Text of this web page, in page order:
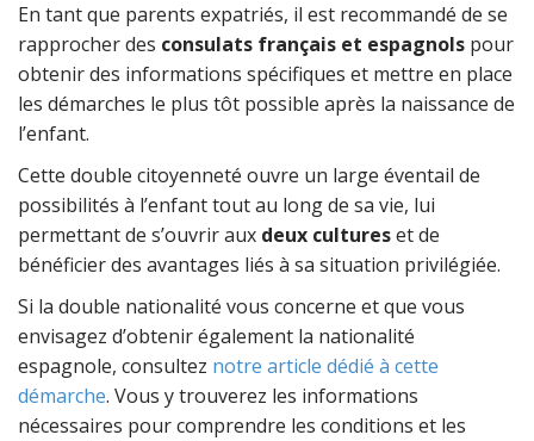
En tant que parents expatriés, il est recommandé de se
rapprocher des consulats français et espagnols pour
obtenir des informations spécifiques et mettre en place
les démarches le plus tôt possible après la naissance de
l’enfant.
Cette double citoyenneté ouvre un large éventail de
possibilités à l’enfant tout au long de sa vie, lui
permettant de s’ouvrir aux deux cultureset de
bénéficier des avantages liés à sa situation privilégiée.
Si la double nationalité vous concerne et que vous
envisagez d’obtenir également la nationalité
espagnole, consultez notre article dédié à cette
démarche. Vous y trouverez les informations
nécessaires pour comprendre les conditions et les